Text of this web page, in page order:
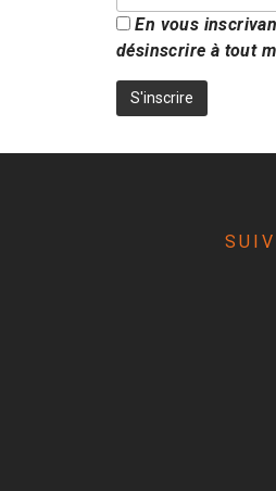
En vous
désinscrire à tout